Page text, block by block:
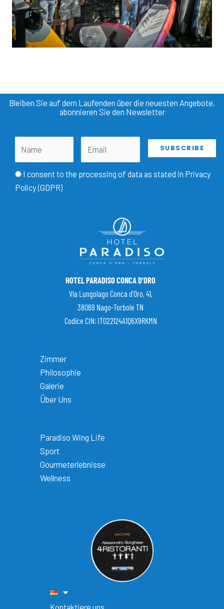
Bleiben Sie auf dem Laufenden über die neuesten Angebote,
abonnieren Sie den Newsletter
I consent to the processing of data as stated in Privacy
Policy (GDPR)
HOTEL PARADISO CONCA D’ORO
Via Lungolago Conca d’Oro, 41,
38069 Nago-Torbole TN
Codice CIN: IT022124A1Q6X9RKMN
Zimmer
Philosophie
Galerie
Über Uns
Paradiso Wing Life
Sport
Gourmeterlebnisse
Wellness
Kontaktiere uns